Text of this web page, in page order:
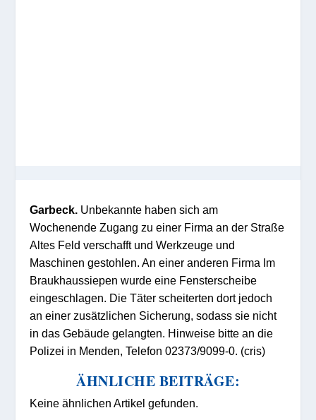
Garbeck. Unbekannte haben sich am
Wochenende Zugang zu einer Firma an der Straße
Altes Feld verschafft und Werkzeuge und
Maschinen gestohlen. An einer anderen Firma Im
Braukhaussiepen wurde eine Fensterscheibe
eingeschlagen. Die Täter scheiterten dort jedoch
an einer zusätzlichen Sicherung, sodass sie nicht
in das Gebäude gelangten. Hinweise bitte an die
Polizei in Menden, Telefon 02373/9099-0. (cris)
ÄHNLICHE BEITRÄGE:
Keine ähnlichen Artikel gefunden.